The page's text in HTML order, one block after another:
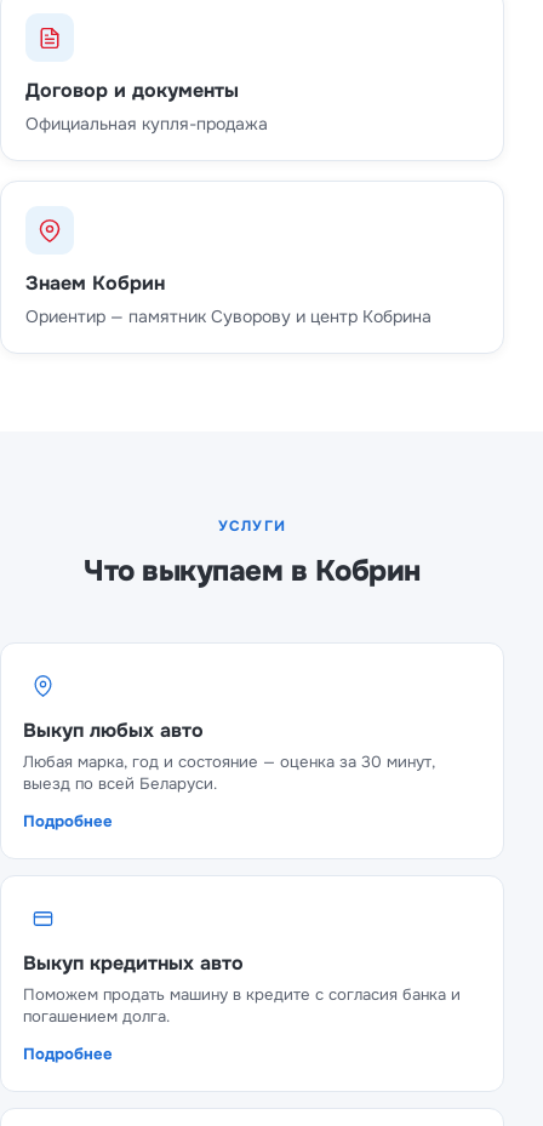
Договор и документы
Официальная купля-продажа
Знаем Кобрин
Ориентир — памятник Суворову и центр Кобрина
УСЛУГИ
Что выкупаем в Кобрин
Выкуп любых авто
Любая марка, год и состояние — оценка за 30 минут,
выезд по всей Беларуси.
Подробнее
Выкуп кредитных авто
Поможем продать машину в кредите с согласия банка и
погашением долга.
Подробнее